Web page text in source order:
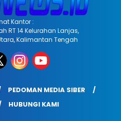
Kantor :
RT 14 Kelurahan Lanjas,
Kalimantan Tengah
PEDOMAN MEDIA SIBER
HUBUNGI KAMI